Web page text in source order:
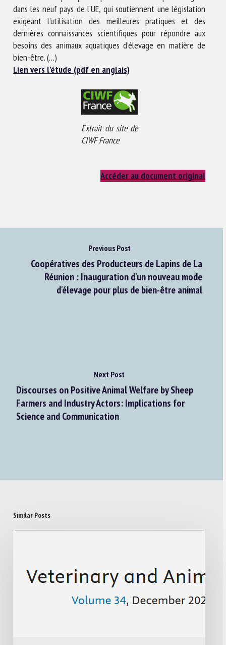
dans les neuf pays de l’UE, qui soutiennent une législation
exigeant l’utilisation des meilleures pratiques et des
dernières connaissances scientifiques pour répondre aux
besoins des animaux aquatiques d’élevage en matière de
bien-être. (…)
Lien vers l’étude (pdf en anglais)
Extrait du site de
CIWF France
Accéder au document original
Previous Post
Coopératives des Producteurs de Lapins de La
Réunion : Inauguration d'un nouveau mode
d'élevage pour plus de bien-être animal
Next Post
Discourses on Positive Animal Welfare by Sheep
Farmers and Industry Actors: Implications for
Science and Communication
Similar Posts